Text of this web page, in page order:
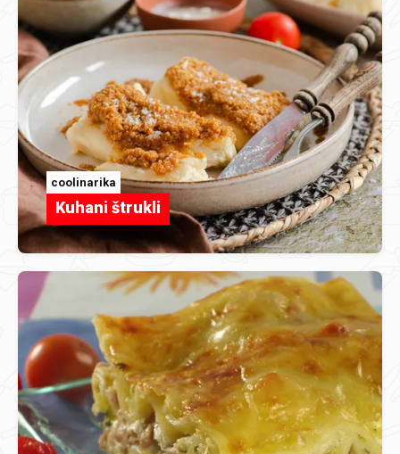
coolinarika
Kuhani štrukli